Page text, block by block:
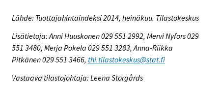
Lähde: Tuottajahintaindeksi 2014, heinäkuu. Tilastokeskus
Lisätietoja: Anni Huuskonen 029 551 2992, Mervi Nyfors 029
551 3480, Merja Pokela 029 551 3283, Anna-Riikka
Pitkänen 029 551 3466, thi.tilastokeskus@stat.fi
Vastaava tilastojohtaja: Leena Storgårds